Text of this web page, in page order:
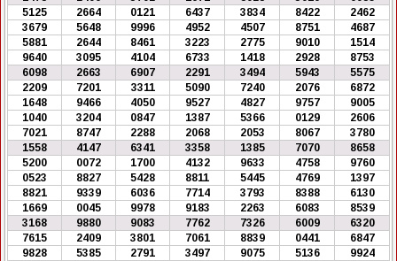
5125
2664 0121 6437 3834 8422
2462
3679
5648 9996 4952 4507 8751
4687
5881
2644 8461 3223 2775 9010
1514
9640
3095 4104 6733 1418 2928
8753
6098
2663 6907 2291 3494 5943
5575
2209
7201 3311 5090 7240 2076
6872
1648
9466 4050 9527 4827 9757
9005
1040
3204 0847 1387 5366 0129
2606
7021
8747 2288 2068 2053 8067
3780
1558
4147 6341 3358 1385 7070
8658
5200
0072 1700 4132 9633 4758
9760
0523
8827 5428 8811 5445 4769
1397
8821
9339 6036 7714 3793 8388
6130
1669
0045 9978 9183 2263 6083
8539
3168
9880 9083 7762 7326 6009
6320
7615
2409 3801 7061 8839 0441
6847
9828
5385 2791 3497 9075 5136
9924